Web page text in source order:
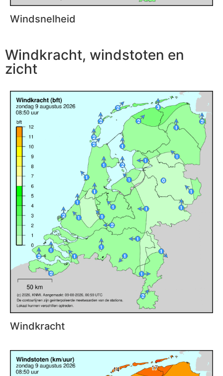
Windsnelheid
Windkracht, windstoten en
zicht
Windkracht